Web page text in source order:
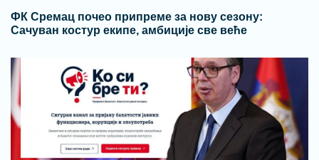
ФК Сремац почео припреме за нову сезону:
Сачуван костур екипе, амбиције све веће